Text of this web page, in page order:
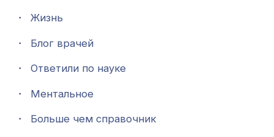
・ Жизнь
・ Блог врачей
・ Ответили по науке
・ Ментальное
・ Больше чем справочник